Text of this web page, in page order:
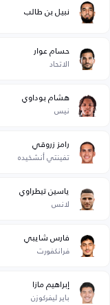
نبيل بن طالب
حسام عوار
الاتحاد
هشام بوداوي
نيس
رامز زروقي
تفينتي أنشخيده
ياسين تيطراوي
لانس
فارس شايبي
فرانكفورت
إبراهيم مازا
باير ليفركوزن